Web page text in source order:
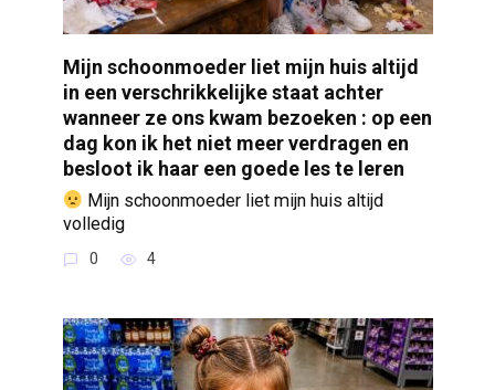
Mijn schoonmoeder liet mijn huis altijd
in een verschrikkelijke staat achter
wanneer ze ons kwam bezoeken : op een
dag kon ik het niet meer verdragen en
besloot ik haar een goede les te leren
Mijn schoonmoeder liet mijn huis altijd
volledig
0 4